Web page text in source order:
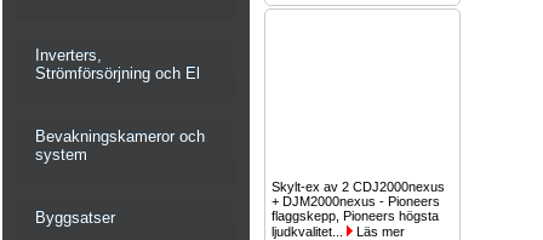
Inverters,
Strömförsörjning och El
Bevakningskameror och
system
Byggsatser
Skylt-ex av 2 CDJ2000nexus
+ DJM2000nexus - Pioneers
flaggskepp, Pioneers högsta
ljudkvalitet...
Läs mer